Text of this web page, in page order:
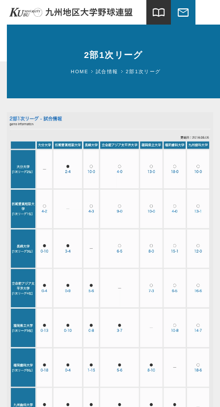
import_contacts mail
球場案内
関連団体
ギャラリー
新着情報
お問い合わせ
プライバシーポリシー
2部1次リーグ
HOME 試合情報 2部1次リーグ